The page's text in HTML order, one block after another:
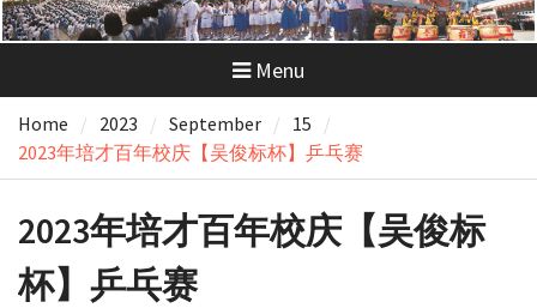
Menu
Home 2023 September
15
2023年培才百年校庆【吴俊标杯】乒乓赛
2023年培才百年校庆【吴俊标
杯】乒乓赛